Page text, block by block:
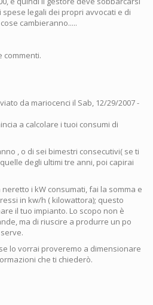
legali dei propri avvocati e di
cambieranno.....
commenti.
da mariocenci il Sab, 12/29/2007 -
a calcolare i tuoi consumi di
, o di sei bimestri consecutivi( se ti
degli ultimi tre anni, poi capirai
i kW consumati, fai la somma e
in kw/h ( kilowattora); questo
il tuo impianto. Lo scopo non è
ma di riuscire a produrre un po
lo vorrai proveremo a dimensionare
che ti chiederò.